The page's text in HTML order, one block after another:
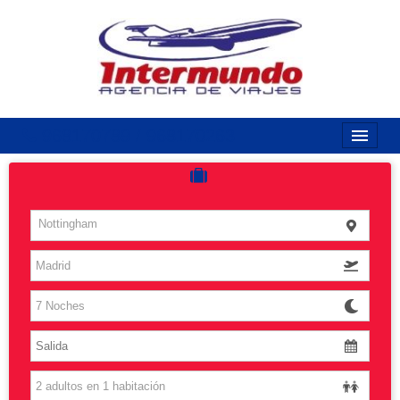
Costas
Vuelos
Islas
Caribe
Grandes Viajes
Nottingham